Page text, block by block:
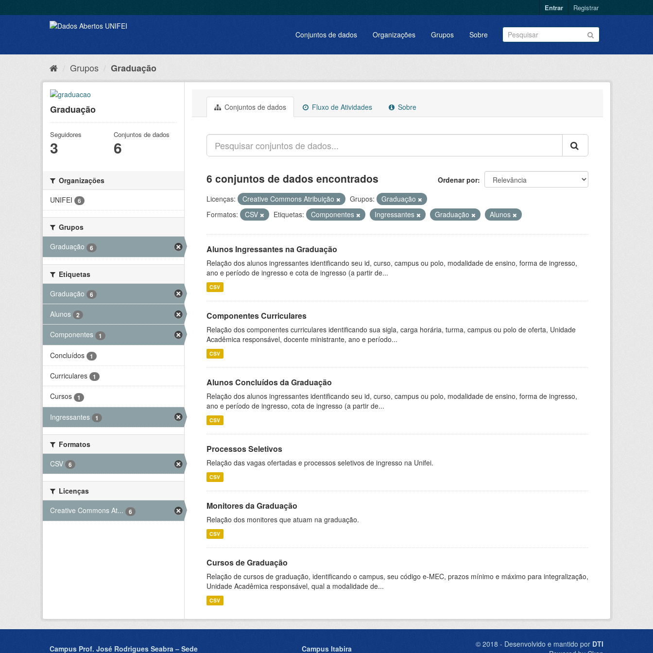
Entrar Registrar
Conjuntos de dados Organizações Grupos Sobre
Grupos Graduação
Graduação
Seguidores
3
Conjuntos de dados
6
Organizações
UNIFEI
6
Grupos
Graduação
6
Etiquetas
Graduação
6
Alunos 2
Componentes 1
Concluídos 1
Curriculares 1
Cursos 1
Ingressantes 1
Formatos
CSV
6
Licenças
Creative Commons At...
6
Conjuntos de dados Fluxo de Atividades Sobre
Ordenar por
6 conjuntos de dados encontrados
Licenças: Creative Commons Atribuição Grupos:
Graduação
Formatos:
CSV Etiquetas: Componentes Ingressantes Graduação Alunos
Alunos Ingressantes na Graduação
Relação dos alunos ingressantes identificando seu id, curso, campus ou polo, modalidade de ensino, forma de ingresso,
ano e período de ingresso e cota de ingresso (a partir de...
CSV
Componentes Curriculares
Relação dos componentes curriculares identificando sua sigla, carga horária, turma, campus ou polo de oferta, Unidade
Acadêmica responsável, docente ministrante, ano e período...
CSV
Alunos Concluídos da Graduação
Relação dos alunos ingressantes identificando seu id, curso, campus ou polo, modalidade de ensino, forma de ingresso,
ano e período de ingresso, cota de ingresso (a partir de...
CSV
Processos Seletivos
Relação das vagas ofertadas e processos seletivos de ingresso na Unifei.
CSV
Monitores da Graduação
Relação dos monitores que atuam na graduação.
CSV
Cursos de Graduação
Relação de cursos de graduação, identificando o campus, seu código e-MEC, prazos mínimo e máximo para integralização,
Unidade Acadêmica responsável, qual a modalidade de...
CSV
Campus Prof. José Rodrigues Seabra – Sede Campus Itabira © 2018 - Desenvolvido e mantido por DTI